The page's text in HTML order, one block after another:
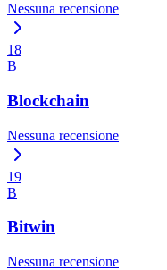
Nessuna recensione
18
B
Blockchain
Nessuna recensione
19
B
Bitwin
Nessuna recensione